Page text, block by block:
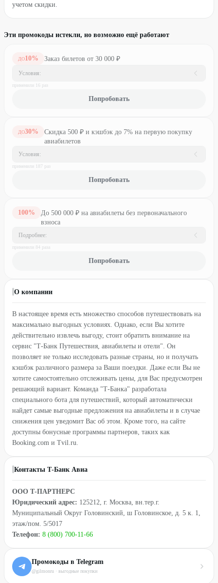
учетом скидки.
Эти промокоды истекли, но возможно ещё работают
ДО10% Заказ билетов от 30 000 ₽
Условия:
применили 16 раз
Попробовать
ДО30%
Скидка 500 ₽ и кэшбэк до 7% на первую покупку
авиабилетов
Условия:
применили 187 раз
Попробовать
100%
До 500 000 ₽ на авиабилеты без первоначального
взноса
Подробнее:
применили 84 раз а
Попробовать
О компании
В настоящее время есть множество способов путешествовать на
максимально выгодных условиях. Однако, если Вы хотите
действительно извлечь выгоду, стоит обратить внимание на
сервис "Т-Банк Путешествия, авиабилеты и отели". Он
позволяет не только исследовать разные страны, но и получать
кэшбэк различного размера за Ваши поездки. Даже если Вы не
хотите самостоятельно отслеживать цены, для Вас предусмотрен
решающий вариант. Команда "Т-Банка" разработала
специального бота для путешествий, который автоматически
найдет самые выгодные предложения на авиабилеты и в случае
снижения цен уведомит Вас об этом. Кроме того, на сайте
доступны бонусные программы партнеров, таких как
Booking.com и Tvil.ru.
Контакты Т-Банк Авиа
ООО Т-ПАРТНЕРС
Юридический адрес: 125212, г. Москва, вн.тер.г.
Муниципальный Округ Головинский, ш Головинское, д. 5 к. 1,
этаж/пом. 5/5017
Телефон: 8 (800) 700-11-66
Промокоды в Telegram
@gilmonru · выгодные покупки